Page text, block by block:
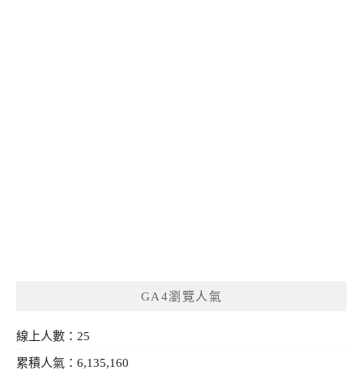
GA4瀏覽人氣
線上人數：25
累積人氣：6,135,160